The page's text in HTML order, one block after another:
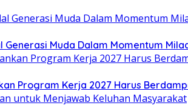
Muda Dalam Momentum
Program Kerja 2027 Harus